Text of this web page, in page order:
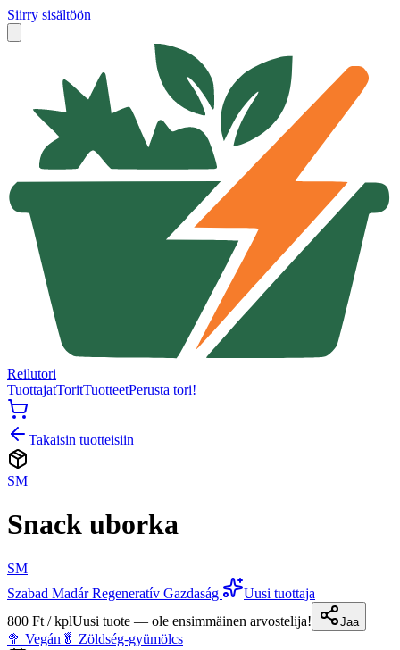
Siirry sisältöön
Reilutori
TuottajatToritTuotteetPerusta tori!
Takaisin tuotteisiin
SM
Snack uborka
SM
Szabad Madár Regeneratív Gazdaság
Uusi tuottaja
800 Ft / kplUusi tuote — ole ensimmäinen arvostelija! Jaa
🥦 Vegán 🥬 Zöldség-gyümölcs